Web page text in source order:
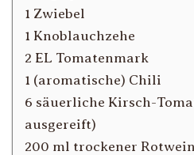
1 Zwiebel
1 Knoblauchzehe
2 EL Tomatenmark
1 (aromatische) Chili
6 säuerliche Kirsch-
ausgereift)
200 ml trockener Rotwein